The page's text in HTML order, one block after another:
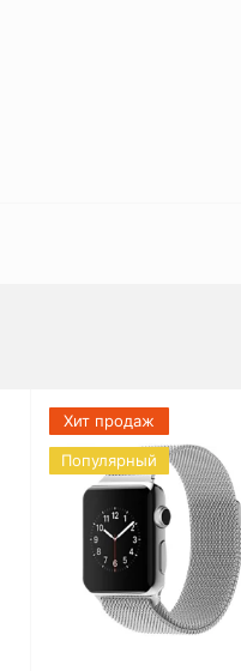
Хит продаж
Популярный